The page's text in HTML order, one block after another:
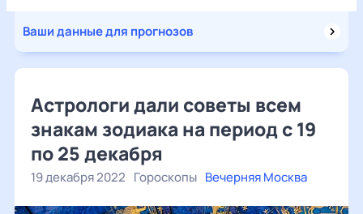
Ваши данные для прогнозов
Астрологи дали советы всем
знакам зодиака на период с 19
по 25 декабря
19 декабря 2022 Гороскопы Вечерняя Москва